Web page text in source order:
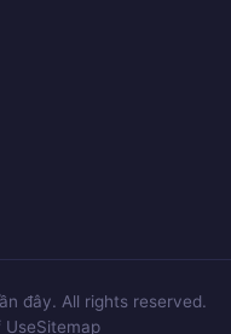
đây. All rights reserved.
UseSitemap